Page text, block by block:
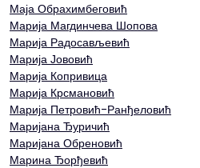
Маја Обрахимбеговић
Марија Магдинчева Шопова
Марија Радосављевић
Марија Јововић
Марија Копривица
Марија Крсмановић
Марија Петровић-Ранђеловић
Маријана Ђуричић
Маријана Обреновић
Марина Ђорђевић